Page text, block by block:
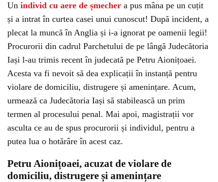
Un individ cu aere de șmecher a pus mâna pe un cuțit
și a intrat în curtea casei unui cunoscut! După incident, a
plecat la muncă în Anglia și i-a ignorat pe oamenii legii!
Procurorii din cadrul Parchetului de pe lângă Judecătoria
Iași l-au trimis recent în judecată pe Petru Aionițoaei.
Acesta va fi nevoit să dea explicații în instanță pentru
violare de domiciliu, distrugere și amenințare. Acum,
urmează ca Judecătoria Iași să stabilească un prim
termen al procesului penal. Mai apoi, magistrații vor
asculta ce au de spus procurorii și individul, pentru a
putea lua o hotărâre în acest caz.
Petru Aionițoaei, acuzat de violare de
domiciliu, distrugere și amenințare